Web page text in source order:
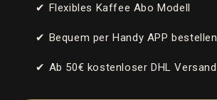
✔ Flexibles Kaffee Abo Modell
✔ Bequem per Handy APP bestellen
✔ Ab 50€ kostenloser DHL Versand